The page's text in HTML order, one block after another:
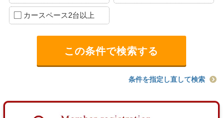
カースペース2台以上
条件を指定し直して検索